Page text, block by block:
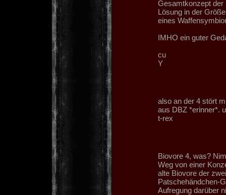
Gesamtkonzept der
Lösung in der
eines
IMHO ein guter
cu
Y
also an der 4 stört
aus DBZ *erinner*.
t-rex
Biovore 4, was?
Weg von einer
alte Biovore der
Patschehändchen-
Aufregung darüber